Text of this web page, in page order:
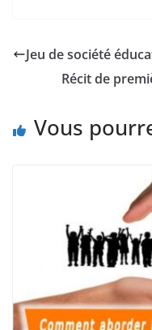
Jeu de société
Récit de
Vous